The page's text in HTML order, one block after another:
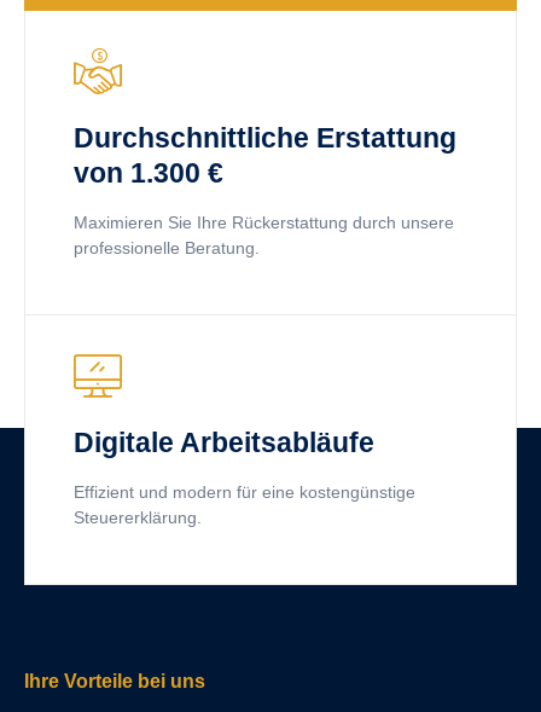
Durchschnittliche Erstattung
von 1.300 €
Maximieren Sie Ihre Rückerstattung durch unsere
professionelle Beratung.
Digitale Arbeitsabläufe
Effizient und modern für eine kostengünstige
Steuererklärung.
Ihre Vorteile bei uns